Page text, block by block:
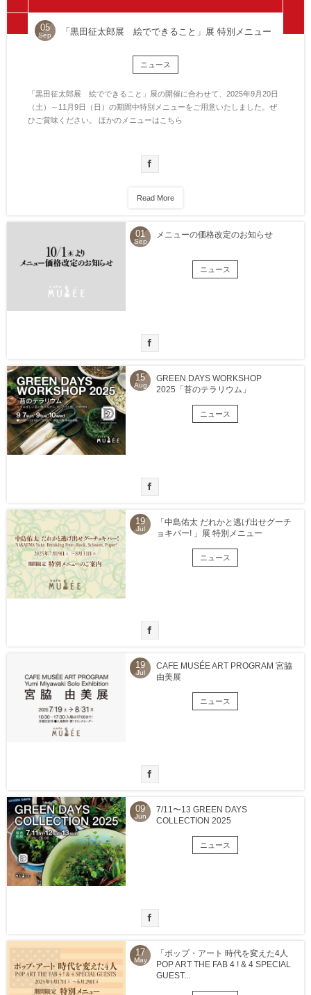
05
Sep 「黒田征太郎展 絵でできること」展 特別メニュー
ニュース
「黒田征太郎展 絵でできること」展の開催に合わせて、2025年9月20日
（土）～11月9日（日）の期間中特別メニューをご用意いたしました。ぜ
ひご賞味ください。 ほかのメニューはこちら
Read More
01
Sep
メニューの価格改定のお知らせ
ニュース
15
Aug
GREEN DAYS WORKSHOP
2025「苔のテラリウム」
ニュース
19
Jul
「中島佑太 だれかと逃げ出せグーチ
ョキパー! 」展 特別メニュー
ニュース
19
Jul
CAFE MUSÉE ART PROGRAM 宮脇
由美展
ニュース
09
Jun
7/11〜13 GREEN DAYS
COLLECTION 2025
ニュース
17
May
「ポップ・アート 時代を変えた4人
POP ART THE FAB 4 ! & 4 SPECIAL
GUEST...